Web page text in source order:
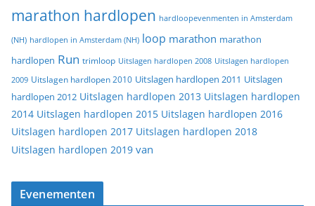
marathon hardlopen hardloopevenmenten in Amsterdam
(NH) hardlopen in Amsterdam (NH) loop marathon marathon
hardlopen Run trimloop Uitslagen hardlopen 2008 Uitslagen hardlopen
2009 Uitslagen hardlopen 2010 Uitslagen hardlopen 2011 Uitslagen
hardlopen 2012 Uitslagen hardlopen 2013 Uitslagen hardlopen
2014 Uitslagen hardlopen 2015 Uitslagen hardlopen 2016
Uitslagen hardlopen 2017 Uitslagen hardlopen 2018
Uitslagen hardlopen 2019 van
Evenementen